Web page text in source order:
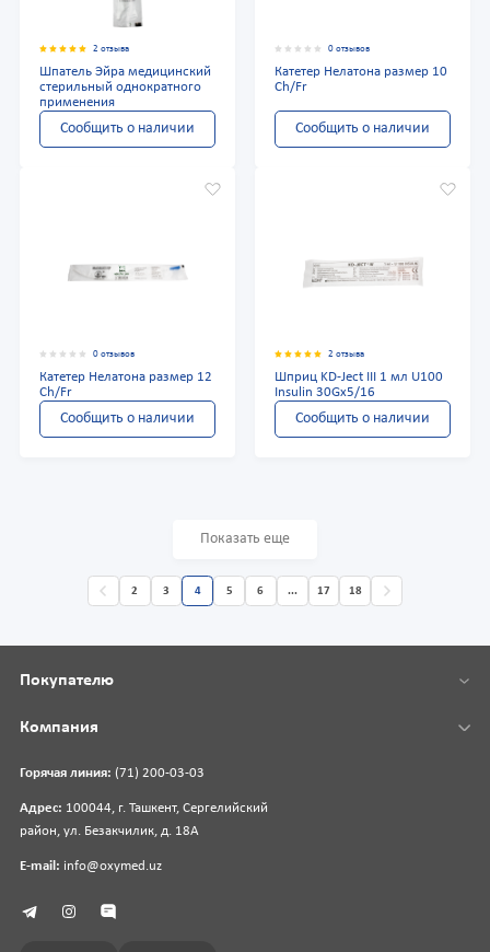
2 отзыва
Шпатель Эйра медицинский
стерильный однократного
применения
Сообщить о наличии
0 отзывов
Катетер Нелатона размер 10
Ch/Fr
Сообщить о наличии
0 отзывов
Катетер Нелатона размер 12
Ch/Fr
Сообщить о наличии
2 отзыва
Шприц KD-Ject III 1 мл U100
Insulin 30Gх5/16
Сообщить о наличии
Показать еще
2 3 4 5 6 ... 17 18
Горячая линия: (71) 200-03-03
Адрес: 100044, г. Ташкент, Сергелийский
район, ул. Безакчилик, д. 18А
E-mail: info@oxymed.uz
Покупателю
Компания